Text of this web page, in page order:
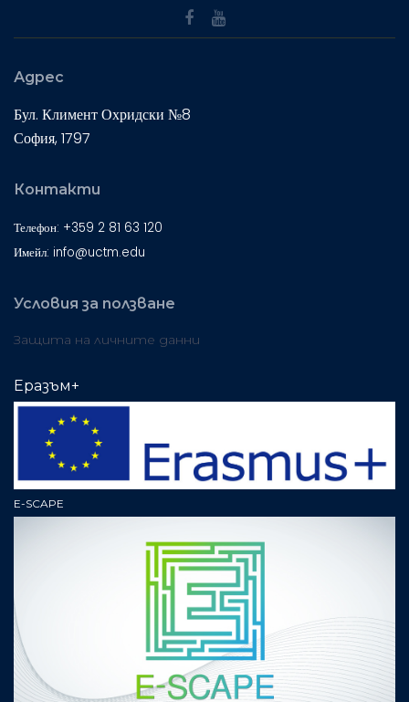
Адрес
Бул. Климент Охридски №8
София, 1797
Контакти
Телефон: +359 2 81 63 120
Имейл: info@uctm.edu
Условия за ползване
Защита на личните данни
Еразъм+
E-SCAPE